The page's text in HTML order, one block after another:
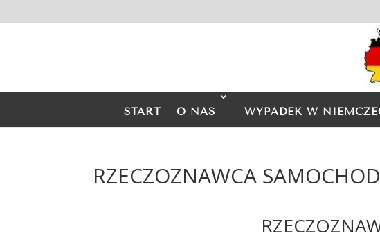
START O NAS WYPADEK W
RZECZOZNAWCA